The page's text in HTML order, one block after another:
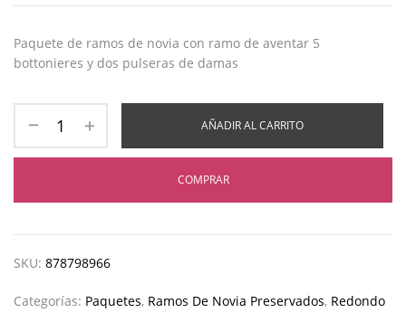
Paquete de ramos de novia con ramo de aventar 5
bottonieres y dos pulseras de damas
AÑADIR AL CARRITO
COMPRAR
SKU: 878798966
Categorías: Paquetes, Ramos De Novia Preservados, Redondo